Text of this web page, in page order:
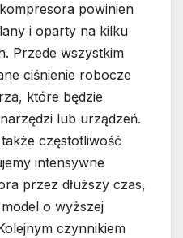
powinien
i oparty na kilku
Przede wszystkim
ciśnienie robocze
które będzie
lub urządzeń.
częstotliwość
intensywne
przez dłuższy czas,
o wyższej
czynnikiem